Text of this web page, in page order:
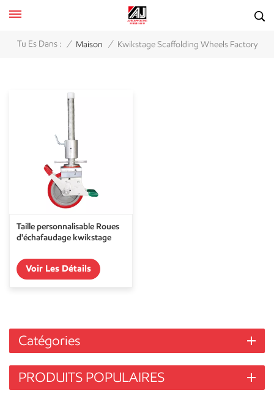
Tu Es Dans : / Maison / Kwikstage Scaffolding Wheels Factory
Taille personnalisable Roues
d'échafaudage kwikstage
Voir Les Détails
Catégories
PRODUITS POPULAIRES